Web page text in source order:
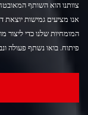
צוותנו הוא השותף
אנו מציעים גמישות יוצאת
המומחיות שלנו כדי ליצור
פיתוח. בואו נשתף פעולה